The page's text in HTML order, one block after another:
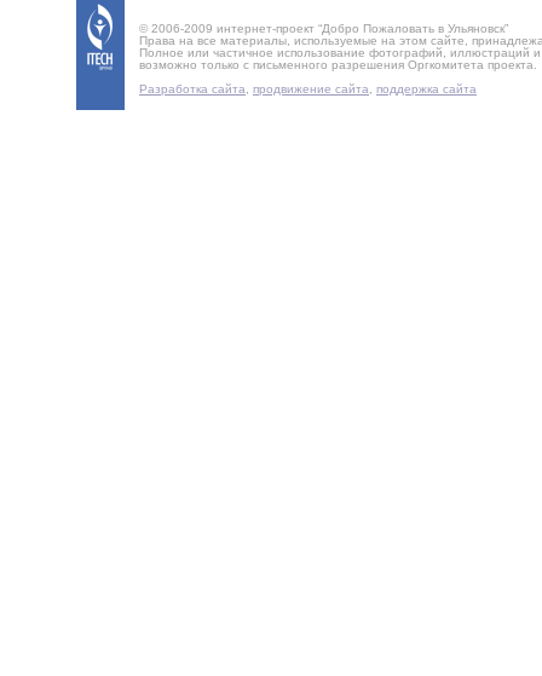
© 2006-2009 интернет-проект “Добро Пожаловать в Ульяновск”
Права на все материалы, используемые на этом сайте,
Полное или частичное использование фотографий, иллюстраций
возможно только с письменного разрешения Оргкомитета проекта.
Разработка сайта
продвижение сайта поддержка сайта